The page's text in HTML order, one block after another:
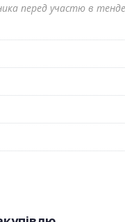
перед участю в